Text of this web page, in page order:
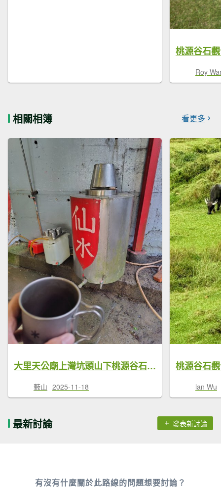
桃源谷石
Roy
相關相簿 看更多
大里天公廟上灣坑頭山下桃源谷石觀音線
藪山 2025-11-18
桃源谷石
lan Wu
最新討論 發表新討論
有沒有什麼關於此路線的問題想要討論？